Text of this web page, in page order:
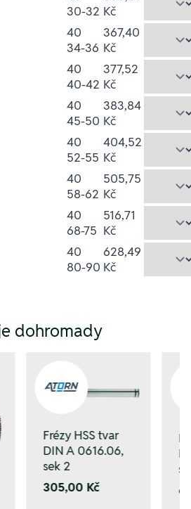
30-32 Kč
40
34-36
367,40
Kč
40
40-42
377,52
Kč
40
45-50
383,84
Kč
40
52-55
404,52
Kč
40
58-62
505,75
Kč
40
68-75
516,71
Kč
40
80-90
628,49
Kč
dohromady
Frézy HSS tvar
DIN A 0616.06,
sek 2
305,00 Kč